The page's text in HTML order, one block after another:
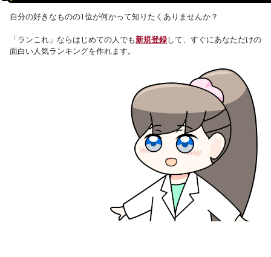
自分の好きなものの1位が何かって知りたくありませんか？
「ランこれ」ならはじめての人でも新規登録して、すぐにあなただけの
面白い人気ランキングを作れます。